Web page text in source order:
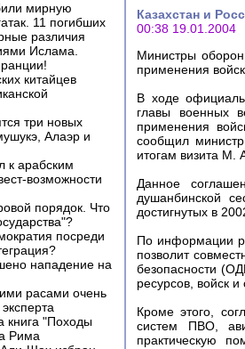
мирную
11 погибших
различия
Ислама.
китайцев
три новых
Алаэр и
к арабским
возможности
порядок. Что
посреди
нападение на
расами очень
книга "Походы
Рима
Казахстан и
00:38 19.01.2004
Министры
применения
В ходе
главы военных
применения
сообщил
итогам визита М.
Данное
душанбинской
достигнутых в
По информации
позволит
безопасности
ресурсов, войск
Кроме этого,
систем ПВО,
практическую